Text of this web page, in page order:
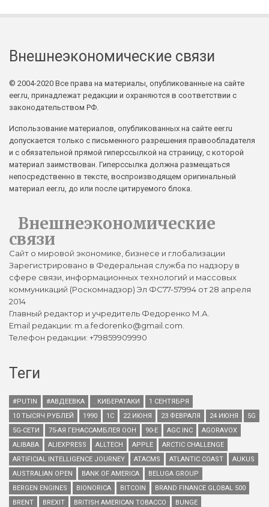
Внешнеэкономические связи
© 2004-2020 Все права на материалы, опубликованные на сайте
eer.ru, принадлежат редакции и охраняются в соответствии с
законодательством РФ.
Использование материалов, опубликованных на сайте eer.ru
допускается только с письменного разрешения правообладателя
и с обязательной прямой гиперссылкой на страницу, с которой
материал заимствован. Гиперссылка должна размещаться
непосредственно в тексте, воспроизводящем оригинальный
материал eer.ru, до или после цитируемого блока.
Внешнеэкономические
связи
Сайт о мировой экономике, бизнесе и глобализации
Зарегистрировано в Федеральная служба по надзору в
сфере связи, информационных технологий и массовых
коммуникаций (Роскомнадзор) Эл ФС77-57994 от 28 апреля
2014
Главный редактор и учредитель Федоренко М.А.
Email редакции: m.a.fedorenko@gmail.com.
Телефон редакции: +79859909990
Теги
#PUTIN #АВДЕЕВКА . КИБЕРАТАКИ
1 СЕНТЯБРЯ
10 ТЫСЯЧ РУБЛЕЙ
1990 1С 22 ИЮНЯ 23 ФЕВРАЛЯ 24 ИЮНЯ
5G
5G-СЕТИ
75-АЯ ГЕНАССАМБЛЕЯ ООН 90-Е AGC INC
AGORAVOX
ALIBABA
ALIEXPRESS ALLTECH APPLE
ARCTIC CHALLENGE
ARTIFICIAL INTELLIGENCE JOURNEY
ATACMS ATLANTIC COAST
AUKUS
AUSTRALIAN OPEN
BANK OF AMERICA
BELUGA GROUP
BERGEN ENGINES
BIONORICA BITCOIN
BRAND FINANCE GLOBAL 500
BRENT
BREXIT BRITISH AMERICAN TOBACCO
BUNGE